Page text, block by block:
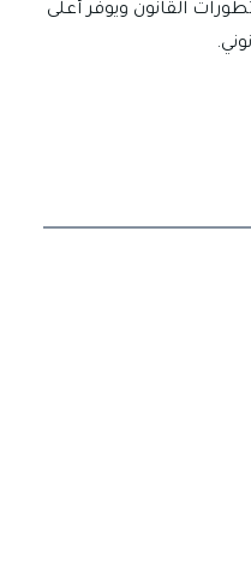
القانون ويوفر أعلى